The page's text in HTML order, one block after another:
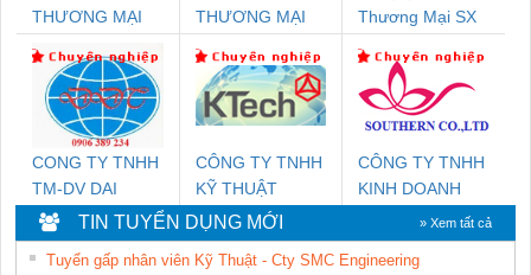
THƯƠNG MẠI
NAM
THƯƠNG MẠI
THUẬT ĐIỆN CƠ
GIA HƯNG
PHÁT
Thương Mại SX
CONG TY TNHH
TM-DV DAI
DONG THANH
CÔNG TY TNHH
KỸ THUẬT
KTECH VIỆT
NAM
CÔNG TY TNHH
KINH DOANH
DỊCH VỤ XNK
PHƯƠNG NAM
TIN TUYỂN DỤNG MỚI » Xem tất cả
Tuyển gấp nhân viên Kỹ Thuật - Cty SMC Engineering